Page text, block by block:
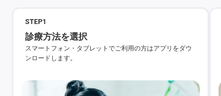
STEP1
診療方法を選択
スマートフォン・タブレットでご利用の方はアプリをダウ
ンロードします。